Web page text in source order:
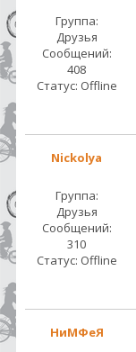
Группа:
Друзья
Сообщений:
408
Статус: Offline
Nickolya
Группа:
Друзья
Сообщений:
310
Статус: Offline
НиМФеЯ